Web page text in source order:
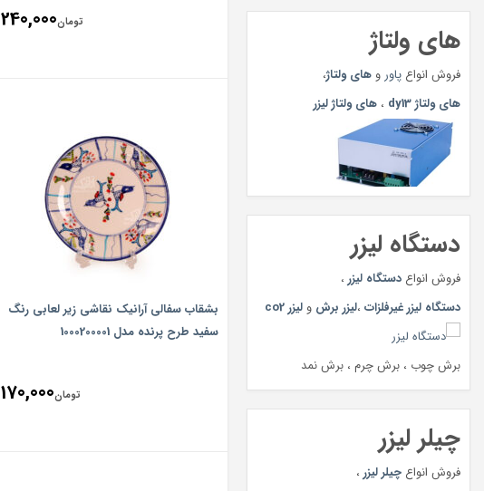
های ولتاژ
فروش انواع پاور و های ولتاژ،
های ولتاژ dy13
، های ولتاژ لیزر
دستگاه لیزر
فروش انواع دستگاه لیزر ،
دستگاه لیزر غیرفلزات ،لیزر برش و لیزر co2
برش چوب ، برش چرم ، برش نمد
چیلر لیزر
فروش انواع چیلر لیزر ،
تومان240,000
بشقاب سفالی آرانیک نقاشی زیر لعابی رنگ
‏سفید‏ طرح ‏پرنده‏ مدل 1000200001
تومان170,000